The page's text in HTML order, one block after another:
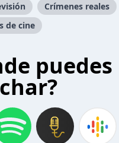
Crímenes reales
de cine
puedes